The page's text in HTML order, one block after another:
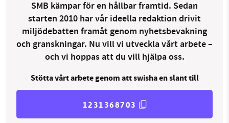
SMB kämpar för en hållbar framtid. Sedan
starten 2010 har vår ideella redaktion drivit
miljödebatten framåt genom nyhetsbevakning
och granskningar. Nu vill vi utveckla vårt arbete –
och vi hoppas att du vill hjälpa oss.
Stötta vårt arbete genom att swisha en slant till
1231368703